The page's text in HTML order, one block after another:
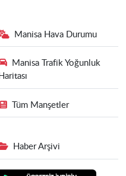
Manisa Hava Durumu
Manisa Trafik Yoğunluk
Haritası
Tüm Manşetler
Haber Arşivi